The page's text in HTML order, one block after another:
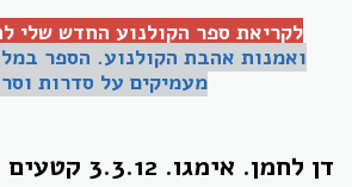
לקריאת ספר הקולנוע החדש שלי
ואמנות אהבת הקולנוע.
מעמיקים על סדרות
דן לחמן. אימגו. 3.3.12 קטעים נבחרים.